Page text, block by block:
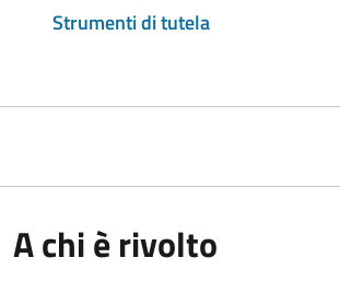
Strumenti di tutela
A chi è rivolto